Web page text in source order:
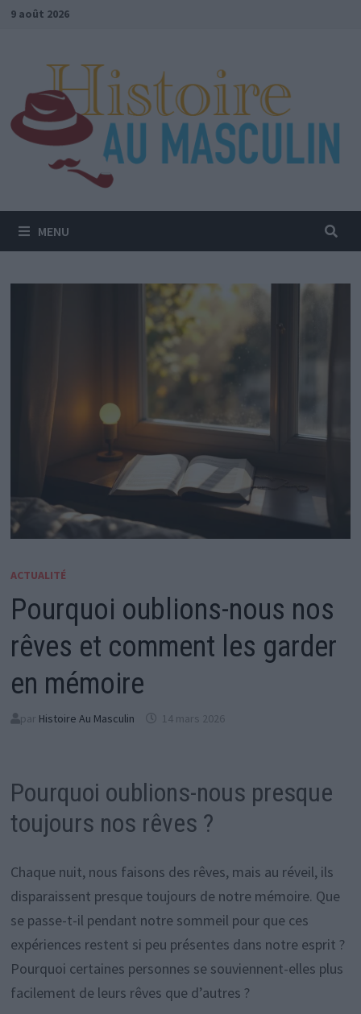
Passer
9 août 2026
MENU
ACTUALITÉ
Pourquoi oublions-nous nos
rêves et comment les garder
en mémoire
par Histoire Au Masculin 14 mars 2026
Pourquoi oublions-nous presque
toujours nos rêves ?
Chaque nuit, nous faisons des rêves, mais au réveil, ils
disparaissent presque toujours de notre mémoire. Que
se passe-t-il pendant notre sommeil pour que ces
expériences restent si peu présentes dans notre esprit ?
Pourquoi certaines personnes se souviennent-elles plus
facilement de leurs rêves que d’autres ?